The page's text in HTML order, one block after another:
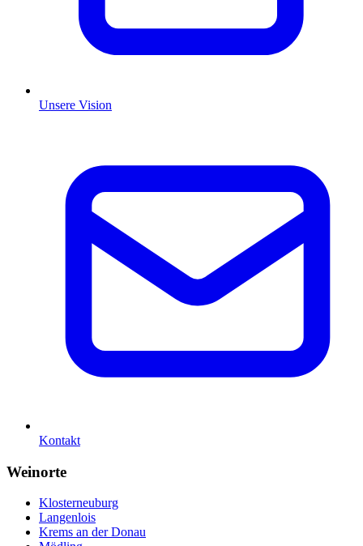
Unsere Vision
Kontakt
Weinorte
Klosterneuburg
Langenlois
Krems an der Donau